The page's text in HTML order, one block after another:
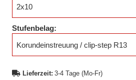
2x10
Stufenbelag:
Korundeinstreuung / clip-step R13
Lieferzeit: 3-4 Tage (Mo-Fr)